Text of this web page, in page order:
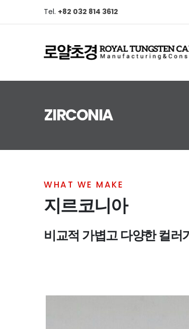
Tel. +82 032 814 3612
ZIRCONIA
WHAT WE MAKE
지르코니아
비교적 가볍고 다양한 컬러